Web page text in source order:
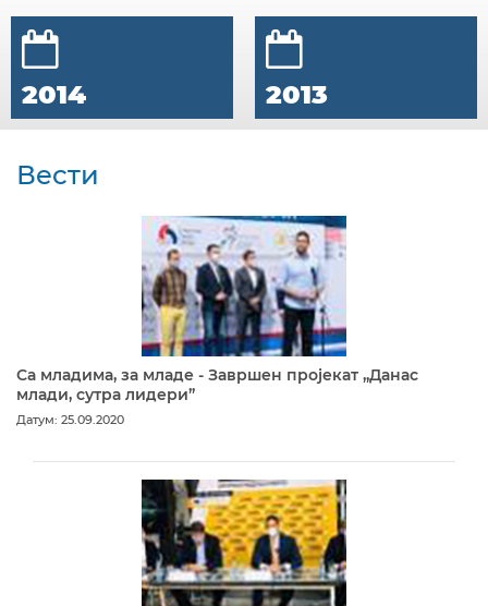
2014 2013
Вести
Са младима, за младе - Завршен пројекат „Данас
млади, сутра лидери”
Датум: 25.09.2020